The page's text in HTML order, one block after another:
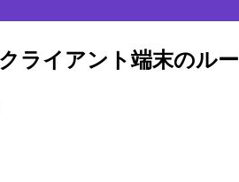
ライアント端末のル